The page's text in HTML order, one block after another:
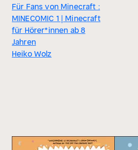
Für Fans von Minecraft :
MINECOMIC 1 | Minecraft
für Hörer*innen ab 8
Jahren
Heiko Wolz